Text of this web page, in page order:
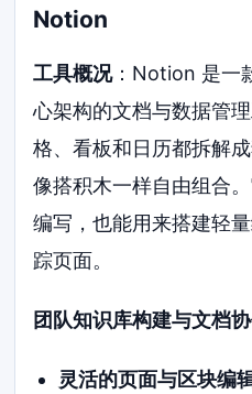
Notion
工具概况：Notion 是一
心架构的文档与数据管
格、看板和日历都拆解
像搭积木一样自由组合
编写，也能用来搭建轻
踪页面。
团队知识库构建与文档
灵活的页面与区块编